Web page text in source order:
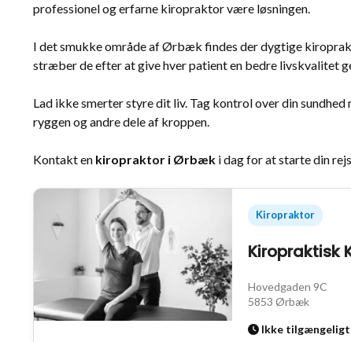
professionel og erfarne kiropraktor være løsningen.
I det smukke område af Ørbæk findes der dygtige
stræber de efter at give hver patient en bedre livskvalitet
Lad ikke smerter styre dit liv. Tag kontrol over din
ryggen og andre dele af kroppen.
Kontakt en kiropraktor i Ørbæk i dag for at starte din
Kiropraktor
Kiropraktisk
Hovedgaden 9C
5853 Ørbæk
Ikke tilgængeligt